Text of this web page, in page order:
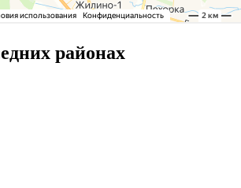
районах